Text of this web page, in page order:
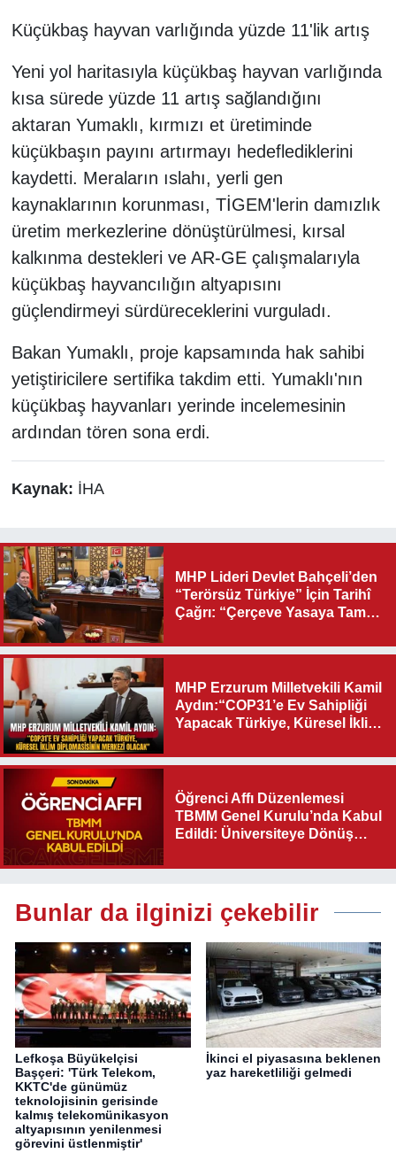
Küçükbaş hayvan varlığında yüzde 11'lik artış
Yeni yol haritasıyla küçükbaş hayvan varlığında
kısa sürede yüzde 11 artış sağlandığını
aktaran Yumaklı, kırmızı et üretiminde
küçükbaşın payını artırmayı hedeflediklerini
kaydetti. Meraların ıslahı, yerli gen
kaynaklarının korunması, TİGEM'lerin damızlık
üretim merkezlerine dönüştürülmesi, kırsal
kalkınma destekleri ve AR-GE çalışmalarıyla
küçükbaş hayvancılığın altyapısını
güçlendirmeyi sürdüreceklerini vurguladı.
Bakan Yumaklı, proje kapsamında hak sahibi
yetiştiricilere sertifika takdim etti. Yumaklı'nın
küçükbaş hayvanları yerinde incelemesinin
ardından tören sona erdi.
Kaynak: İHA
MHP Lideri Devlet Bahçeli’den
“Terörsüz Türkiye” İçin Tarihî
Çağrı: “Çerçeve Yasaya Tam
MHP Erzurum Milletvekili Kamil
Aydın:“COP31’e Ev Sahipliği
Yapacak Türkiye, Küresel İklim
Olacak"
Öğrenci Affı Düzenlemesi
TBMM Genel Kurulu’nda Kabul
Edildi: Üniversiteye Dönüş
Bunlar da ilginizi çekebilir
Lefkoşa Büyükelçisi
Başçeri: 'Türk Telekom,
KKTC'de günümüz
teknolojisinin gerisinde
kalmış telekomünikasyon
altyapısının yenilenmesi
görevini üstlenmiştir'
İkinci el piyasasına beklenen
yaz hareketliliği gelmedi